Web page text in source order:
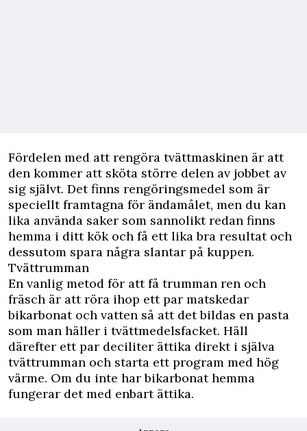
Fördelen med att rengöra tvättmaskinen är att
den kommer att sköta större delen av jobbet av
sig självt. Det finns rengöringsmedel som är
speciellt framtagna för ändamålet, men du kan
lika använda saker som sannolikt redan finns
hemma i ditt kök och få ett lika bra resultat och
dessutom spara några slantar på kuppen.
Tvättrumman
En vanlig metod för att få trumman ren och
fräsch är att röra ihop ett par matskedar
bikarbonat och vatten så att det bildas en pasta
som man häller i tvättmedelsfacket. Häll
därefter ett par deciliter ättika direkt i själva
tvättrumman och starta ett program med hög
värme. Om du inte har bikarbonat hemma
fungerar det med enbart ättika.